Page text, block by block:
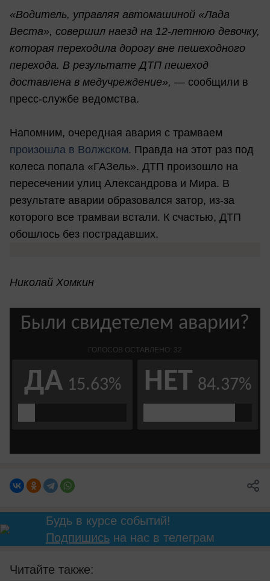
«Водитель, управляя автомашиной «Лада
Веста», совершил наезд на 12-летнюю девочку,
которая переходила дорогу вне пешеходного
перехода. В результате ДТП пешеход
доставлена в медучреждение», — сообщили в
пресс-службе ведомства.
Напомним, очередная авария с трамваем
произошла в Волжском. Правда на этот раз под
колеса попала «ГАЗель». ДТП произошло на
пересечении улиц Александрова и Мира. В
результате аварии образовался затор, из-за
которого все трамваи встали. К счастью, ДТП
обошлось без пострадавших.
Николай Хомкин
Будь в курсе событий!
Подпишисьна нас в телеграм
Читайте также: